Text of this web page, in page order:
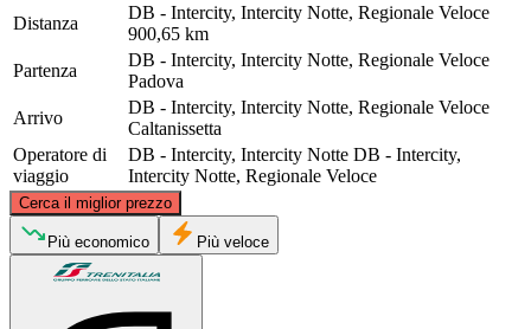
Distanza
DB - Intercity, Intercity Notte, Regionale Veloce
900,65 km
Partenza
DB - Intercity, Intercity Notte, Regionale Veloce
Padova
Arrivo
DB - Intercity, Intercity Notte, Regionale Veloce
Caltanissetta
Operatore di
viaggio
DB - Intercity, Intercity Notte DB - Intercity,
Intercity Notte, Regionale Veloce
Cerca il miglior prezzo
Padua
©CARTO , ©OpenStreetMap
Più economico Più veloce